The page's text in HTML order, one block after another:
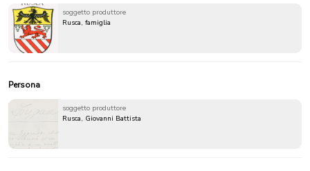
soggetto produttore
Rusca, famiglia
Persona
soggetto produttore
Rusca, Giovanni Battista